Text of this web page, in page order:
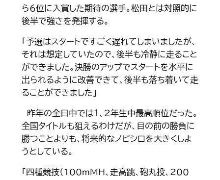
ら６位に入賞した期待の選手。松田とは対照的に
後半で強さを発揮する。
「予選はスタートですごく遅れてしまいましたが、
それは想定していたので、後半も冷静に走ること
ができました。決勝のアップでスタートを水平に
出られるように改善できて、後半も落ち着いて走
ることができました」
昨年の全日中では１、２年生中最高順位だった。
全国タイトルも狙えるわけだが、目の前の勝負に
勝つことよりも、将来的なノビシロを大きくしよ
うとしている。
「四種競技（100ｍＭＨ、走高跳、砲丸投、200